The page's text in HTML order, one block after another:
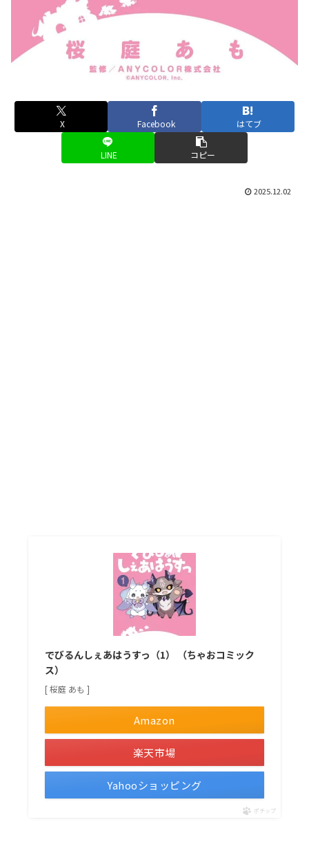
X Facebook はてブ
LINE コピー
2025.12.02
でびるんしぇあはうすっ（1） （ちゃおコミック
ス）
[ 桜庭 あも ]
Amazon
楽天市場
Yahooショッピング
ポチップ